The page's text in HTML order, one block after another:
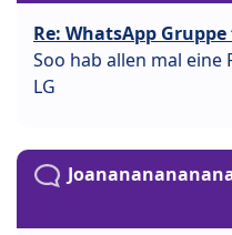
Re: WhatsApp
Soo hab allen mal
LG